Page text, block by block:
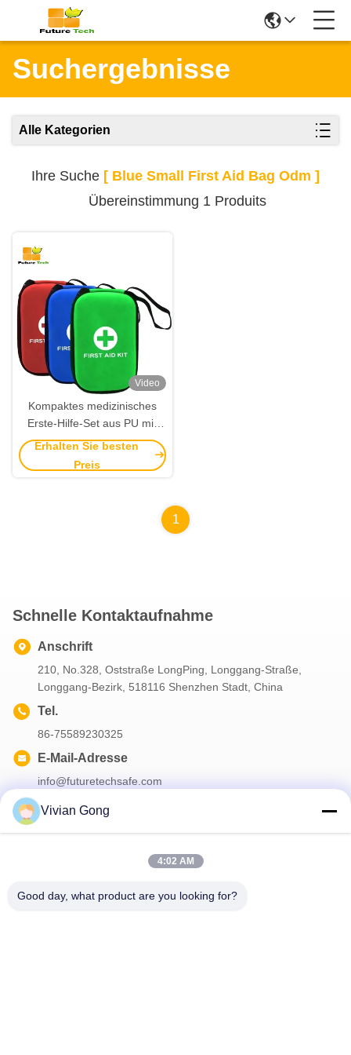
Suchergebnisse
Alle Kategorien
Ihre Suche [ Blue Small First Aid Bag Odm ]
Übereinstimmung 1 Produits
Video
Kompaktes medizinisches
Erste-Hilfe-Set aus PU mit
anpassbarer Farbe für
Reisen
Erhalten Sie besten
Preis
1
Schnelle Kontaktaufnahme
Anschrift
210, No.328, Oststraße LongPing, Longgang-Straße,
Longgang-Bezirk, 518116 Shenzhen Stadt, China
Tel.
86-75589230325
E-Mail-Adresse
info@futuretechsafe.com
Abonnieren Sie unseren Newsletter für Rabatte und mehr.
Vivian Gong
4:02 AM
Good day, what product are you looking for?